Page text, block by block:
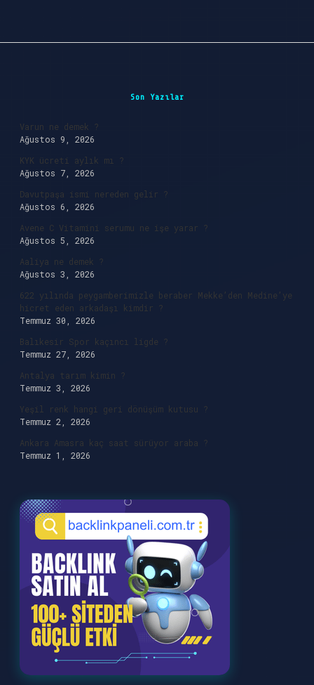
Son Yazılar
Varun ne demek ?
Ağustos 9, 2026
KYK ücreti aylık mı ?
Ağustos 7, 2026
Davutpaşa ismi nereden gelir ?
Ağustos 6, 2026
Avene C Vitamini serumu ne işe yarar ?
Ağustos 5, 2026
Aaliya ne demek ?
Ağustos 3, 2026
622 yılında peygamberimizle beraber Mekke’den Medine’ye
hicret eden arkadaşı kimdir ?
Temmuz 30, 2026
Balıkesir Spor kaçıncı ligde ?
Temmuz 27, 2026
Antalya tarım kimin ?
Temmuz 3, 2026
Yeşil renk hangi geri dönüşüm kutusu ?
Temmuz 2, 2026
Ankara Amasra kaç saat sürüyor araba ?
Temmuz 1, 2026